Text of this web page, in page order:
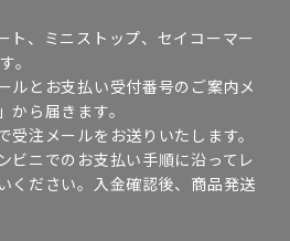
ト、ミニストップ、セイコーマー
。
ルとお支払い受付番号のご案内メ
ら届きます。
注メールをお送りいたします。
ビニでのお支払い手順に沿ってレ
ください。入金確認後、商品発送